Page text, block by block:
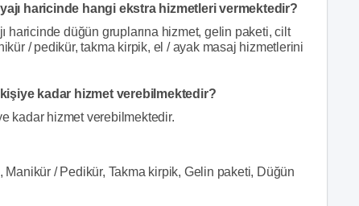
haricinde hangi ekstra hizmetleri vermektedir?
haricinde düğün gruplarına hizmet, gelin paketi, cilt
/ pedikür, takma kirpik, el / ayak masaj hizmetlerini
kadar hizmet verebilmektedir?
kadar hizmet verebilmektedir.
Manikür / Pedikür, Takma kirpik, Gelin paketi, Düğün